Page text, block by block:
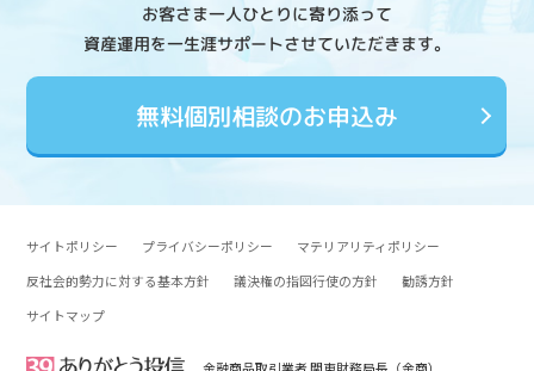
お客さま一人ひとりに寄り添って
資産運用を一生涯サポートさせていただきます。
無料個別相談のお申込み
サイトポリシー プライバシーポリシー
マテリアリティポリシー
反社会的勢力に対する基本方針
議決権の指図行使の方針
勧誘方針
サイトマップ